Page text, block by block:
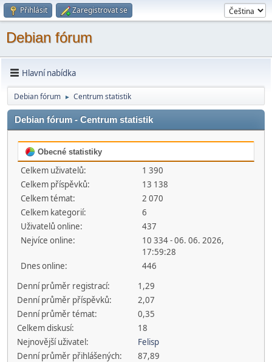
Přihlásit Zaregistrovat se
Debian fórum
Hlavní nabídka
Debian fórum ► Centrum statistik
Debian fórum - Centrum statistik
Obecné statistiky
Celkem uživatelů:
1 390
Celkem příspěvků:
13 138
Celkem témat:
2 070
Celkem kategorií:
6
Uživatelů online:
437
Nejvíce online:
10 334 - 06. 06. 2026,
17:59:28
Dnes online:
446
Denní průměr registrací:
1,29
Denní průměr příspěvků:
2,07
Denní průměr témat:
0,35
Celkem diskusí:
18
Nejnovější uživatel:
Felisp
Denní průměr přihlášených:
87,89